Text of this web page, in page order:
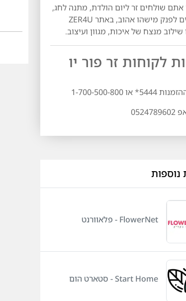
אתם שולחים זר ליום הולדת, מתנה לחג,
או רוצים לפנק מישהו אהוב, באתר ZER4U
מנצח של איכות, מגוון ועיצוב.
לקוחות זר פור יו
או 1-700-500-800
נוספות
FlowerNet - פלאוורנט
Start Home - סטארט הום